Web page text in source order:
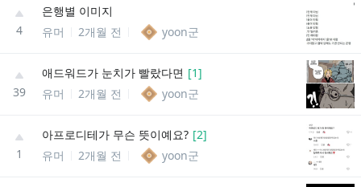
4
은행별 이미지
유머
2개월 전 yoon군
39
애드워드가 눈치가 빨랐다면 [1]
유머
2개월 전 yoon군
1
아프로디테가 무슨 뜻이예요? [2]
유머
2개월 전 yoon군